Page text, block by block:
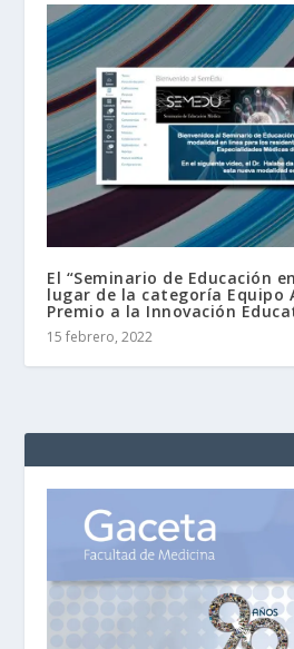
El “Seminario de Educación
lugar de la categoría Equipo
Premio a la Innovación
15 febrero, 2022